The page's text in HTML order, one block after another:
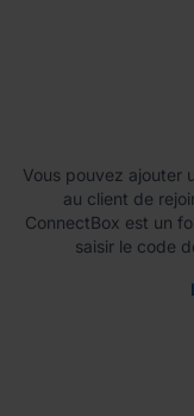
Vous pouvez ajouter
au client de
ConnectBox est un
saisir le code